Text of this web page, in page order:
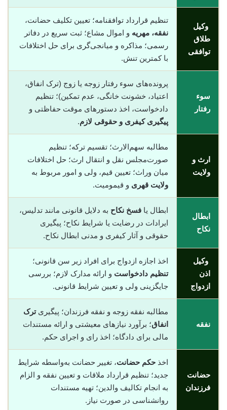
وکیل
طلاق
توافقی
تنظیم قرارداد توافقنامه؛ تعیین تکلیف حضانت،
نفقه، مهریه و اموال مشاع؛ ثبت سریع در دفاتر
رسمی؛ مذاکره و میانجی‌گری برای حل اختلافات
با کمترین تنش.
سوء
رفتار
پرونده‌های سوء رفتار زوجه یا زوج (ترک انفاق،
اعتیاد، خشونت خانگی، عدم تمکین)؛ تنظیم
دادخواست، اخذ دستورهای موقت حفاظتی و
پیگیری کیفری و حقوقی لازم.
ارث و
ولایت
مطالبه سهم‌الارث؛ تقسیم ترکه؛ تنظیم
صورت‌مجلس نقل و انتقال ارث؛ حل اختلافات
میان وراث؛ تعیین قیم، ولی و امور مربوط به
ولایت قهری و قیمومیت.
ابطال
نکاح
ابطال یا فسخ نکاح به دلایل قانونی مانند تدلیس،
ایرادات در رضایت یا شرایط نکاح؛ پیگیری
حقوقی و آثار کیفری و مدنی ابطال نکاح.
وکیل
اذن
ازدواج
اخذ اجازه ازدواج برای افراد زیر سن قانونی؛
تنظیم دادخواست و ارائه مدارک لازم؛ بررسی
جایگزینی ولی و تعیین شرایط قانونی.
نفقه
مطالبه نفقه زوجه و نفقه فرزندان؛ پیگیریترک
انفاق؛ برآورد نیازهای معیشتی و ارائه مستندات
مالی برای دادگاه؛ اخذ رای و اجرای حکم.
حضانت
فرزندان
اخذ حکم حضانت، تغییر حضانت به‌واسطه شرایط
جدید؛ تنظیم قرارداد ملاقات و تعیین نفقه و الزام
به انجام تکالیف والدین؛ تهیه مستندات
روانشناسی در صورت نیاز.